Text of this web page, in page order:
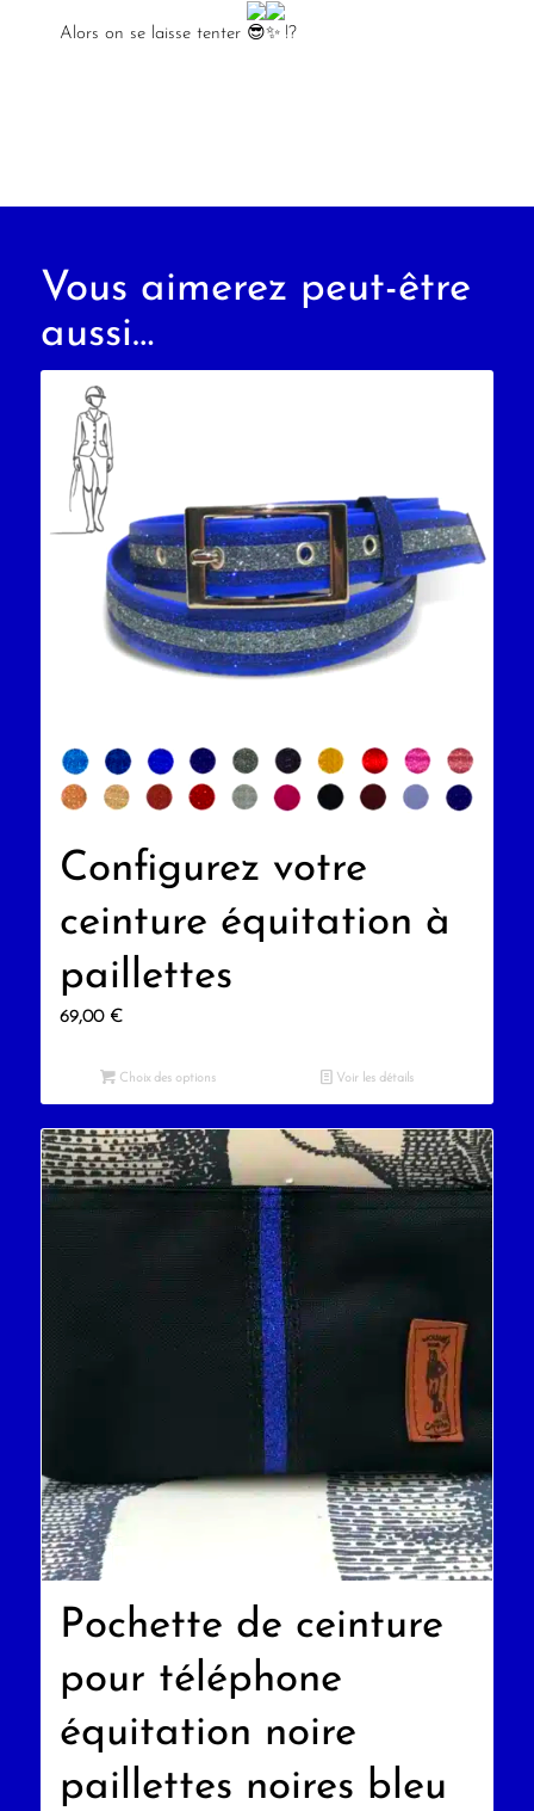
Alors on se laisse tenter !?
Vous aimerez peut-être
aussi…
Configurez votre
ceinture équitation à
paillettes
69,00 €
Choix des options Voir les détails
Pochette de ceinture
pour téléphone
équitation noire
paillettes noires bleu